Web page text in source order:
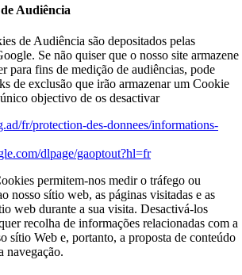
Audiência
de Audiência são depositados pelas
Se não quiser que o nosso site armazene
para fins de medição de audiências, pode
de exclusão que irão armazenar um Cookie
objectivo de os desactivar
fr/protection-des-donnees/informations-
dlpage/gaoptout?hl=fr
permitem-nos medir o tráfego ou
nosso sítio web, as páginas visitadas e as
web durante a sua visita. Desactivá-los
recolha de informações relacionadas com a
sítio Web e, portanto, a proposta de conteúdo
navegação.